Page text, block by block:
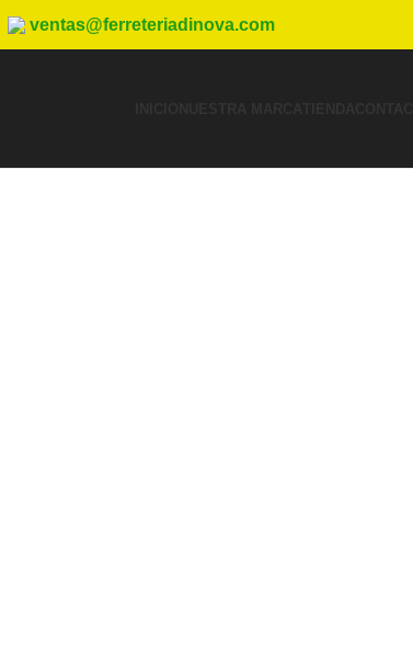
ventas@ferreteriadinova.com